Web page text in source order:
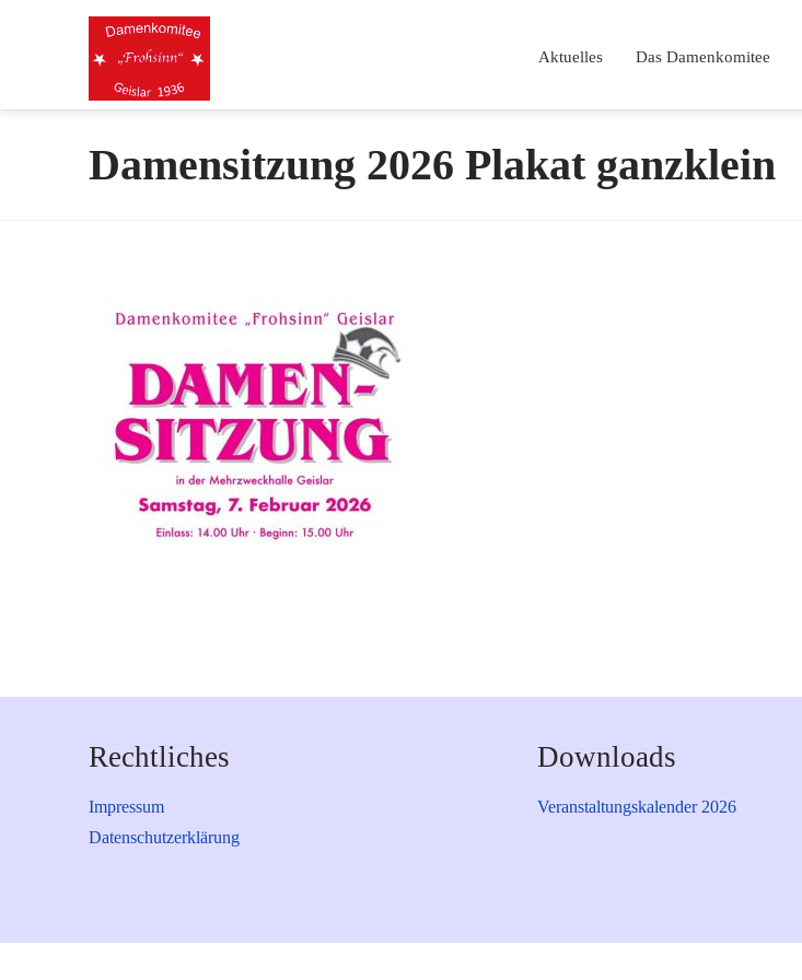
Aktuelles Das Damenkomitee
Damensitzung 2026 Plakat ganzklein
Rechtliches
Impressum
Datenschutzerklärung
Downloads
Veranstaltungskalender 2026